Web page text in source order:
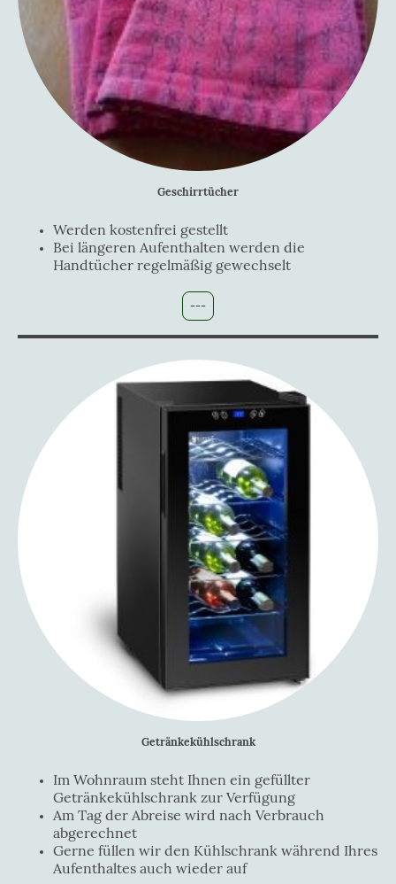
Geschirrtücher
Werden kostenfrei gestellt
Bei längeren Aufenthalten werden die
Handtücher regelmäßig gewechselt
---
Getränkekühlschrank
Im Wohnraum steht Ihnen ein gefüllter
Getränkekühlschrank zur Verfügung
Am Tag der Abreise wird nach Verbrauch
abgerechnet
Gerne füllen wir den Kühlschrank während Ihres
Aufenthaltes auch wieder auf